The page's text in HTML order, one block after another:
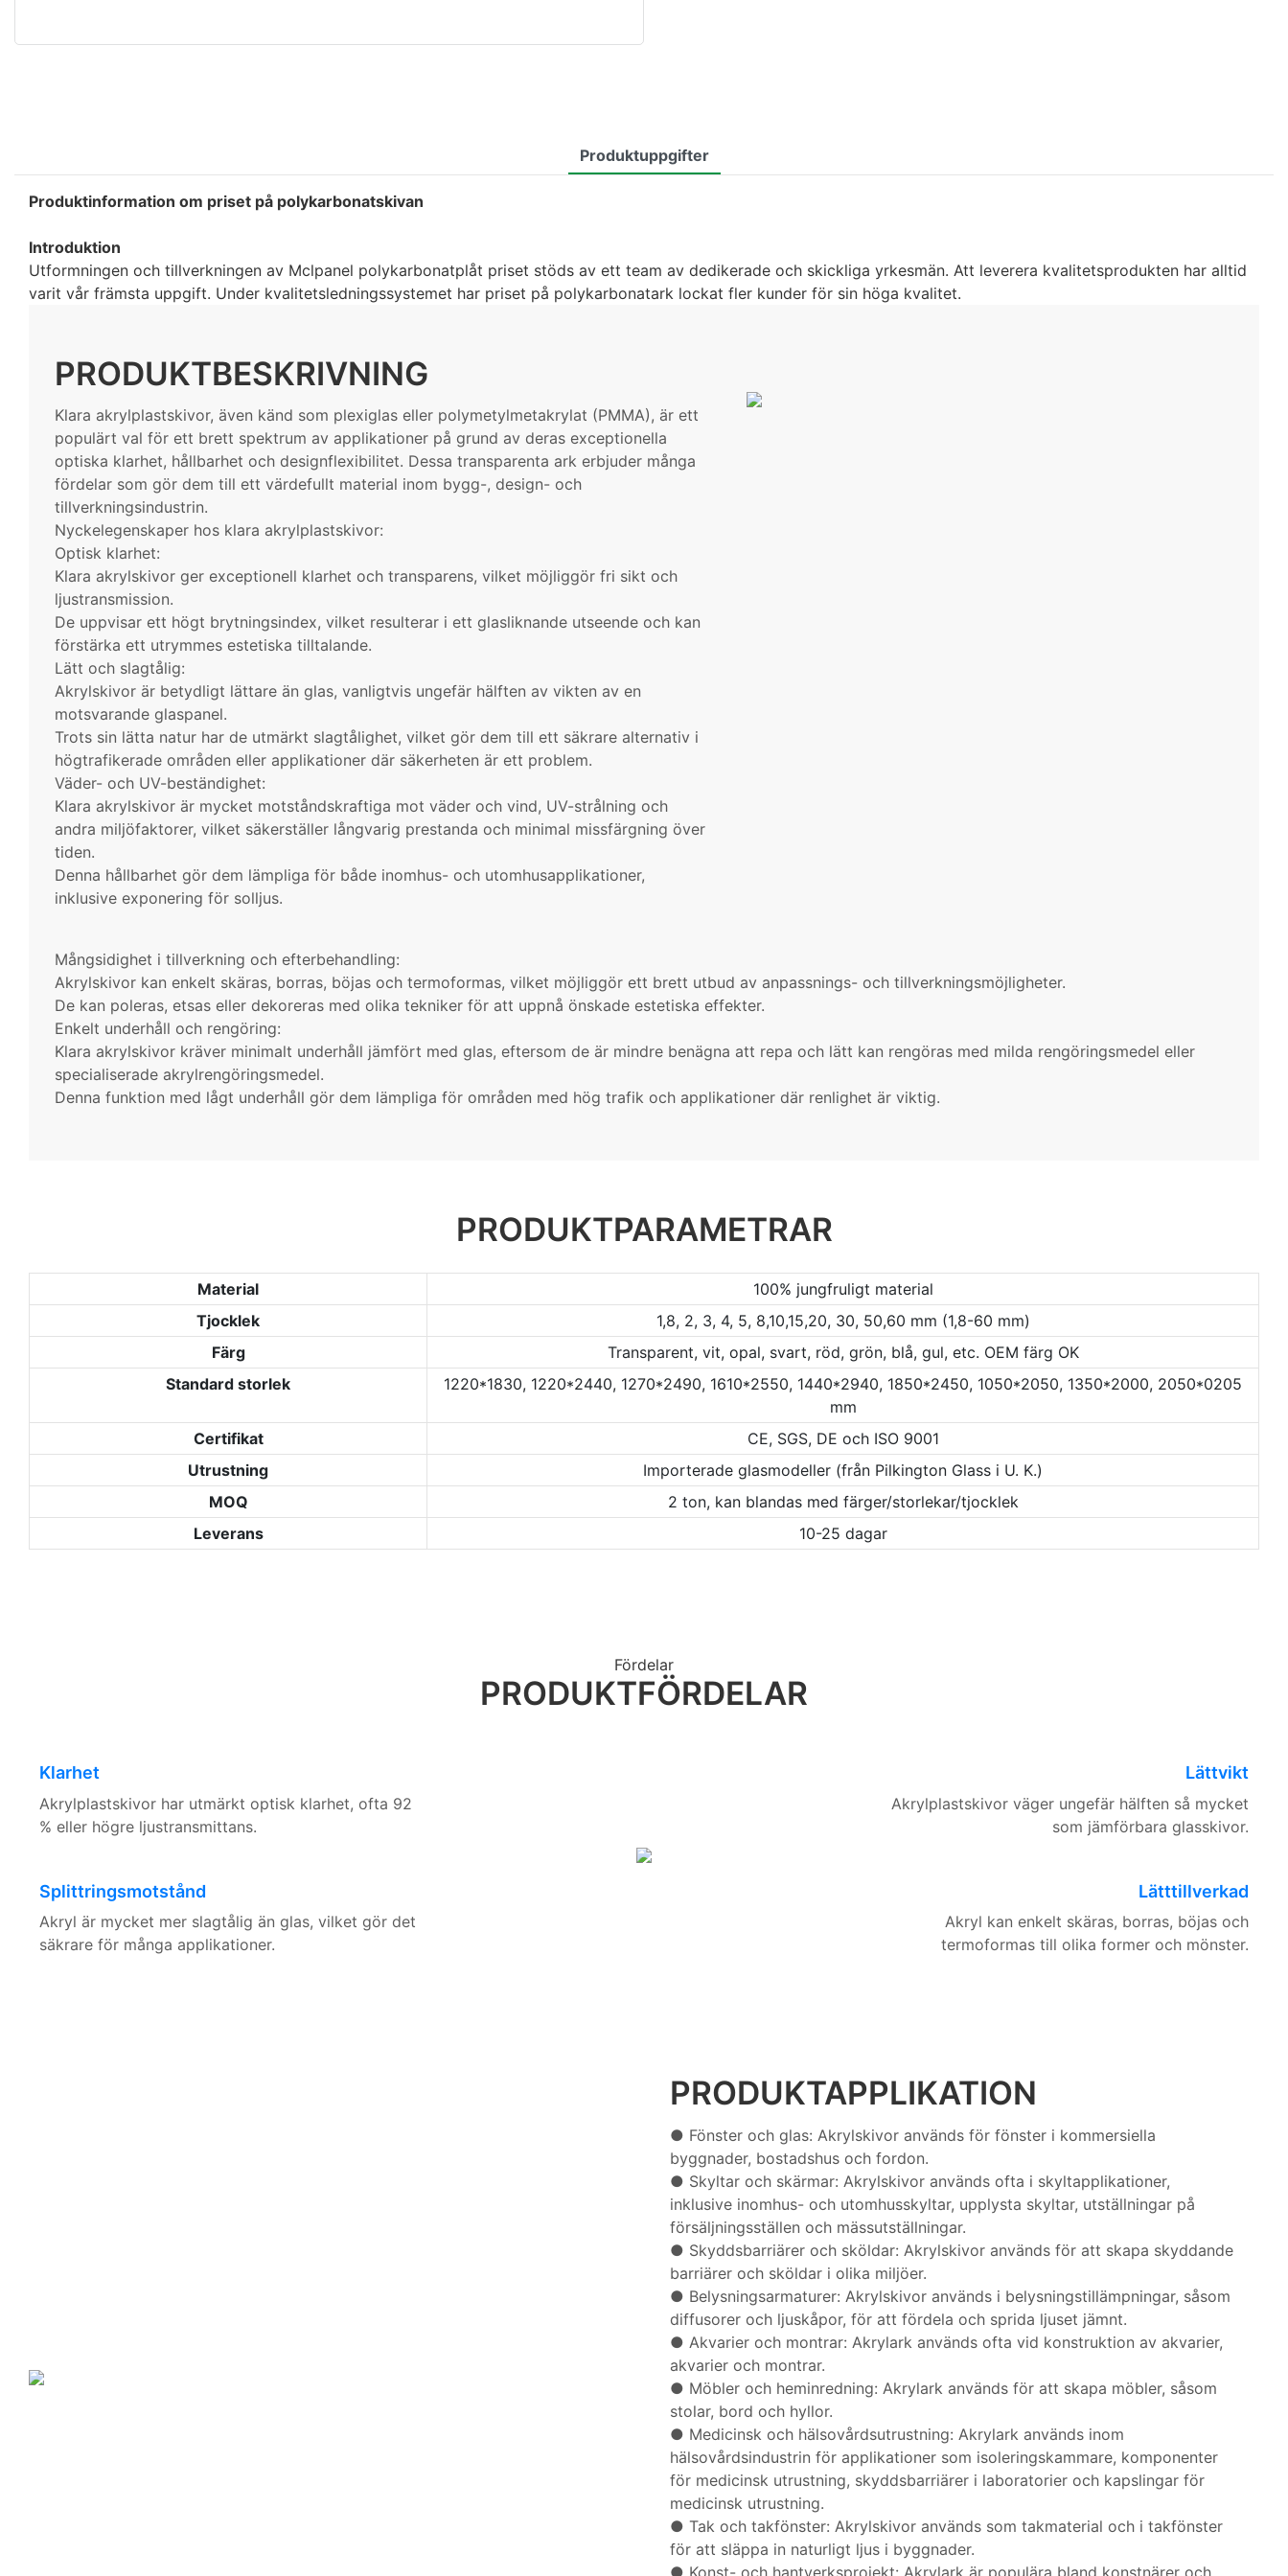
Produktuppgifter
Produktinformation om priset på polykarbonatskivan
Introduktion
Utformningen och tillverkningen av Mclpanel polykarbonatplåt priset stöds av ett team av dedikerade och skickliga yrkesmän. Att leverera kvalitetsprodukten har alltid
varit vår främsta uppgift. Under kvalitetsledningssystemet har priset på polykarbonatark lockat fler kunder för sin höga kvalitet.
PRODUKTBESKRIVNING
Klara akrylplastskivor, även känd som plexiglas eller polymetylmetakrylat (PMMA), är ett
populärt val för ett brett spektrum av applikationer på grund av deras exceptionella
optiska klarhet, hållbarhet och designflexibilitet. Dessa transparenta ark erbjuder många
fördelar som gör dem till ett värdefullt material inom bygg-, design- och
tillverkningsindustrin.
Nyckelegenskaper hos klara akrylplastskivor:
Optisk klarhet:
Klara akrylskivor ger exceptionell klarhet och transparens, vilket möjliggör fri sikt och
ljustransmission.
De uppvisar ett högt brytningsindex, vilket resulterar i ett glasliknande utseende och kan
förstärka ett utrymmes estetiska tilltalande.
Lätt och slagtålig:
Akrylskivor är betydligt lättare än glas, vanligtvis ungefär hälften av vikten av en
motsvarande glaspanel.
Trots sin lätta natur har de utmärkt slagtålighet, vilket gör dem till ett säkrare alternativ i
högtrafikerade områden eller applikationer där säkerheten är ett problem.
Väder- och UV-beständighet:
Klara akrylskivor är mycket motståndskraftiga mot väder och vind, UV-strålning och
andra miljöfaktorer, vilket säkerställer långvarig prestanda och minimal missfärgning över
tiden.
Denna hållbarhet gör dem lämpliga för både inomhus- och utomhusapplikationer,
inklusive exponering för solljus.
Mångsidighet i tillverkning och efterbehandling:
Akrylskivor kan enkelt skäras, borras, böjas och termoformas, vilket möjliggör ett brett utbud av anpassnings- och tillverkningsmöjligheter.
De kan poleras, etsas eller dekoreras med olika tekniker för att uppnå önskade estetiska effekter.
Enkelt underhåll och rengöring:
Klara akrylskivor kräver minimalt underhåll jämfört med glas, eftersom de är mindre benägna att repa och lätt kan rengöras med milda rengöringsmedel eller
specialiserade akrylrengöringsmedel.
Denna funktion med lågt underhåll gör dem lämpliga för områden med hög trafik och applikationer där renlighet är viktig.
PRODUKTPARAMETRAR
Material
100% jungfruligt material
Tjocklek
1,8, 2, 3, 4, 5, 8,10,15,20, 30, 50,60 mm (1,8-60 mm)
Färg
Transparent, vit, opal, svart, röd, grön, blå, gul, etc. OEM färg OK
Standard storlek
1220*1830, 1220*2440, 1270*2490, 1610*2550, 1440*2940, 1850*2450, 1050*2050, 1350*2000, 2050*0205
mm
Certifikat
CE, SGS, DE och ISO 9001
Utrustning
Importerade glasmodeller (från Pilkington Glass i U. K.)
MOQ
2 ton, kan blandas med färger/storlekar/tjocklek
Leverans
10-25 dagar
Fördelar
PRODUKTFÖRDELAR
Klarhet
Akrylplastskivor har utmärkt optisk klarhet, ofta 92
% eller högre ljustransmittans.
Splittringsmotstånd
Akryl är mycket mer slagtålig än glas, vilket gör det
säkrare för många applikationer.
Lättvikt
Akrylplastskivor väger ungefär hälften så mycket
som jämförbara glasskivor.
Lätttillverkad
Akryl kan enkelt skäras, borras, böjas och
termoformas till olika former och mönster.
PRODUKTAPPLIKATION
● Fönster och glas: Akrylskivor används för fönster i kommersiella
byggnader, bostadshus och fordon.
● Skyltar och skärmar: Akrylskivor används ofta i skyltapplikationer,
inklusive inomhus- och utomhusskyltar, upplysta skyltar, utställningar på
försäljningsställen och mässutställningar.
● Skyddsbarriärer och sköldar: Akrylskivor används för att skapa skyddande
barriärer och sköldar i olika miljöer.
● Belysningsarmaturer: Akrylskivor används i belysningstillämpningar, såsom
diffusorer och ljuskåpor, för att fördela och sprida ljuset jämnt.
● Akvarier och montrar: Akrylark används ofta vid konstruktion av akvarier,
akvarier och montrar.
● Möbler och heminredning: Akrylark används för att skapa möbler, såsom
stolar, bord och hyllor.
● Medicinsk och hälsovårdsutrustning: Akrylark används inom
hälsovårdsindustrin för applikationer som isoleringskammare, komponenter
för medicinsk utrustning, skyddsbarriärer i laboratorier och kapslingar för
medicinsk utrustning.
● Tak och takfönster: Akrylskivor används som takmaterial och i takfönster
för att släppa in naturligt ljus i byggnader.
● Konst- och hantverksprojekt: Akrylark är populära bland konstnärer och